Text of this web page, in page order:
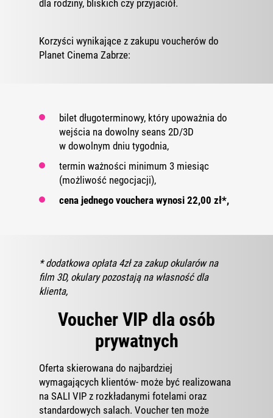
dla rodziny, bliskich czy przyjaciół.
Korzyści wynikające z zakupu voucherów do
Planet Cinema Zabrze:
bilet długoterminowy, który upoważnia do
wejścia na dowolny seans 2D/3D
w dowolnym dniu tygodnia,
termin ważności minimum 3 miesiąc
(możliwość negocjacji),
cena jednego vouchera wynosi 22,00 zł*,
* dodatkowa opłata 4zł za zakup okularów na
film 3D, okulary pozostają na własność dla
klienta,
Voucher VIP dla osób
prywatnych
Oferta skierowana do najbardziej
wymagających klientów- może być realizowana
na SALI VIP z rozkładanymi fotelami oraz
standardowych salach. Voucher ten może